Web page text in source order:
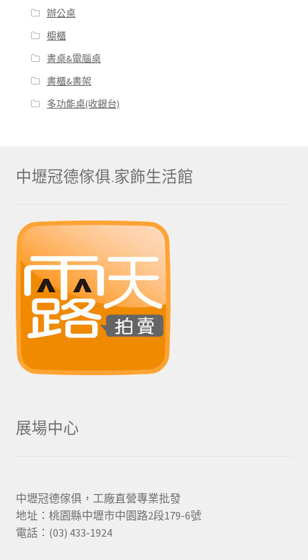
辦公桌
櫥櫃
書桌&電腦桌
書櫃&書架
多功能桌(收銀台)
中壢冠德傢俱.家飾生活館
展場中心
中壢冠德傢俱，工廠直營專業批發
地址：桃園縣中壢市中園路2段179-6號
電話：(03) 433-1924